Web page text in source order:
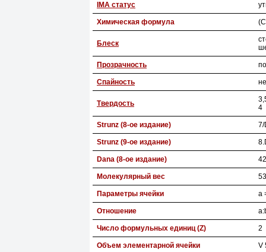
IMA статус
Химическая формула
Блеск
Прозрачность
Спайность
Твердость
4
Strunz (8-ое издание) 7/
Strunz (9-ое издание)
Dana (8-ое издание)
Молекулярный вес
Параметры ячейки a
Отношение
Число формульных единиц (Z) 2
Объем элементарной ячейки V